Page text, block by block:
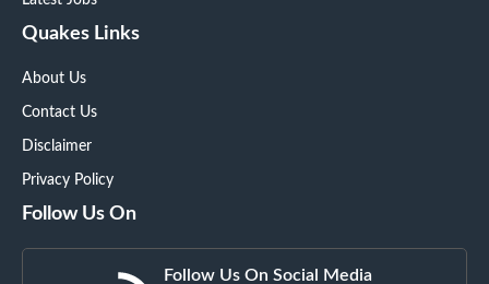
Quakes Links
About Us
Contact Us
Disclaimer
Privacy Policy
Follow Us On
Follow Us On Social Media